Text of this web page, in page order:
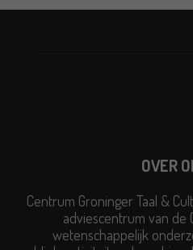
OVER
Centrum Groninger Taal &
adviescentrum van de
wetenschappelijk